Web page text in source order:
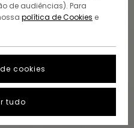
de audiências). Para
política de Cookies e
cookies
tudo